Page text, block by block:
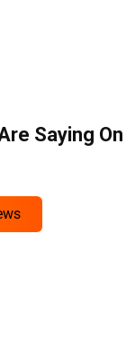
Saying On